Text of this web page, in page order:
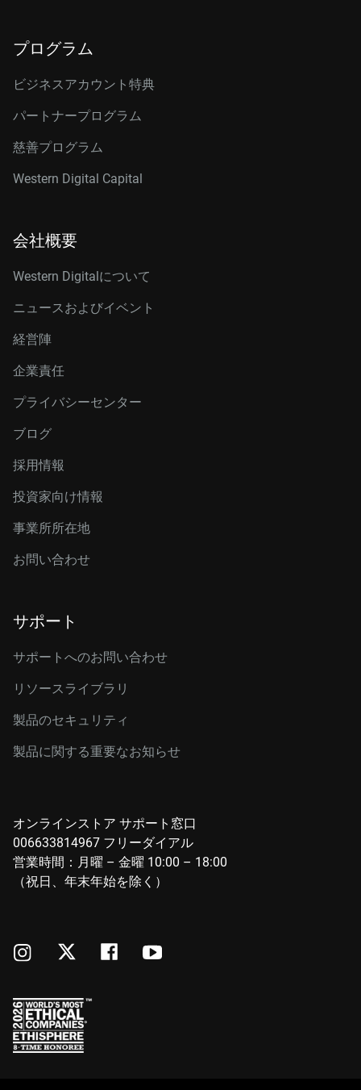
プログラム
ビジネスアカウント特典
パートナープログラム
慈善プログラム
Western Digital Capital
会社概要
Western Digitalについて
ニュースおよびイベント
経営陣
企業責任
プライバシーセンター
ブログ
採用情報
投資家向け情報
事業所所在地
お問い合わせ
サポート
サポートへのお問い合わせ
リソースライブラリ
製品のセキュリティ
製品に関する重要なお知らせ
オンラインストア サポート窓口
006633814967 フリーダイアル
営業時間：月曜 – 金曜 10:00 – 18:00
（祝日、年末年始を除く）